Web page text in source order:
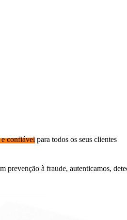
e confiável para todos os seus clientes
prevenção à fraude, autenticamos,